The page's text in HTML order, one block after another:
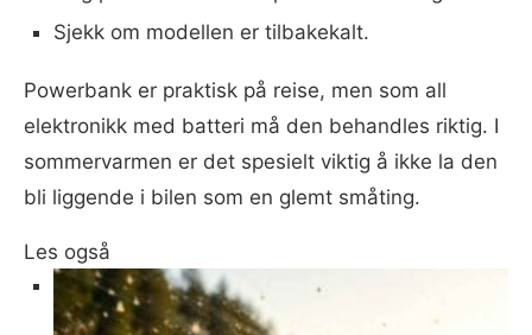
Sjekk om modellen er tilbakekalt.
Powerbank er praktisk på reise, men som all
elektronikk med batteri må den behandles riktig. I
sommervarmen er det spesielt viktig å ikke la den
bli liggende i bilen som en glemt småting.
Les også